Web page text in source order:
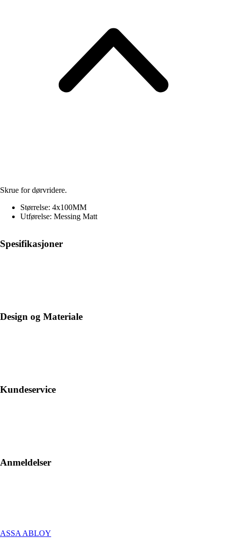
Skrue for dørvridere.
Størrelse: 4x100MM
Utførelse: Messing Matt
Spesifikasjoner
Design og Materiale
Kundeservice
Anmeldelser
ASSA ABLOY